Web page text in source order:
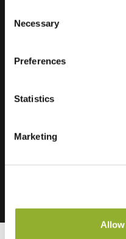
Selection
Necessary
Preferences
Statistics
Marketing
Allow